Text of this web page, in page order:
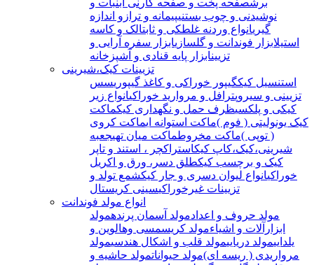
برشصفحه پخت و صفحه کار نی آبنبات و
نوشیدنی و چوب بستنیپیمانه و ترازو اندازه
گیریانواع وردنه غلطکی و ثابتالک و کاسه
استیلابزار فوندانت و گلسازیابزار سفره آرایی و
تزیینابزار پایه قنادی و آشپزخانه
تزیینات کیک،شیرینی
استنسیل کیکگیپور خوراکی و کاغذ گیپوریسس
تزیینی و سیروپترافل و مروارید خوراکیانواع زیر
کیکی و پلکسیظرف حمل و نگهداری کیکماکت
کیک یونولیتی ( فوم )ماکت استوانه ایماکت کروی
( توپی )ماکت مخروطماکت میان تهیجعبه
شیرینی،کیک،کاپ کیکاستراکچر ، استند و تاپر
کیک و برچسب کیکطلق دسر، ورق و اکریل
خوراکیانواع لیوان دسری و جار کیکشمع تولد و
تزیینات غیرخوراکیسینی کریستال
انواع مولد فوندانت
مولد حروف و اعدادمولد آسمان پرندهمولد
ابزارآلات و اشیاءمولد کریسمسی وهالوین و
یلداییمولد دریاییمولد قلب و اشکال هندسیمولد
مرواریدی ( ریسه ای)مولد حیواناتمولد حاشیه و